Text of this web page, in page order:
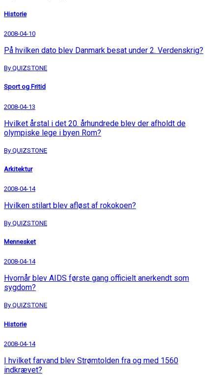
Historie
2008-04-10
På hvilken dato blev Danmark besat under 2. Verdenskrig?
By QUIZSTONE
Sport og Fritid
2008-04-13
Hvilket årstal i det 20. århundrede blev der afholdt de
olympiske lege i byen Rom?
By QUIZSTONE
Arkitektur
2008-04-14
Hvilken stilart blev afløst af rokokoen?
By QUIZSTONE
Mennesket
2008-04-14
Hvornår blev AIDS første gang officielt anerkendt som
sygdom?
By QUIZSTONE
Historie
2008-04-14
I hvilket farvand blev Strømtolden fra og med 1560
indkrævet?